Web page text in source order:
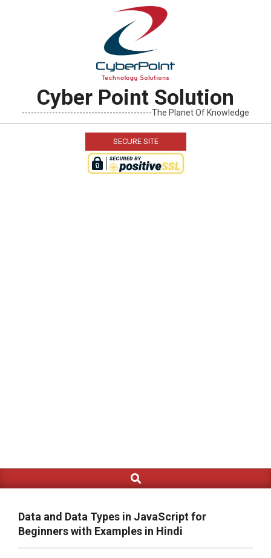
Cyber Point Solution
-------------------------------------------The Planet Of Knowledge
SECURE SITE
Navigation
Search
Data and Data Types in JavaScript for
Beginners with Examples in Hindi